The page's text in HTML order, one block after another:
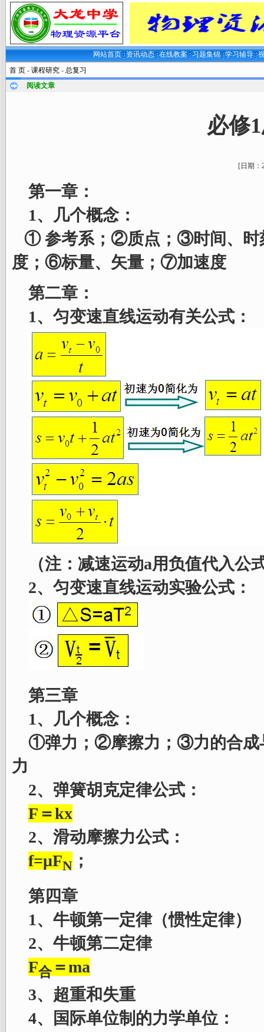
网站首页 资讯动态 在线教案 习题集锦 学习辅导
首 页 - 课程研究 - 总复习
阅读文章
必修
[日期：
第一章：
1、几个概念：
① 参考系；②质点；③时间、时
度；⑥标量、矢量；⑦加速度
第二章：
1、匀变速直线运动有关公式：
（注：减速运动a用负值代入公
2、匀变速直线运动实验公式：
第三章
1、几个概念：
①弹力；②摩擦力；③力的合成
力
2、弹簧胡克定律公式：
F＝kx
2、滑动摩擦力公式：
f=μFN ；
第四章
1、牛顿第一定律（惯性定律）
2、牛顿第二定律
F合＝ma
3、超重和失重
4、国际单位制的力学单位：